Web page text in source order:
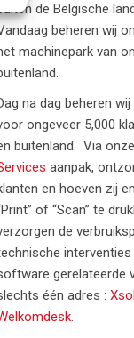
de Belgische
beheren wij
machinepark van
na dag beheren
ongeveer 5,000
buitenland. Via onze
aanpak,
en hoeven zij
of “Scan” te
de
gerelateerde
één adres :
.